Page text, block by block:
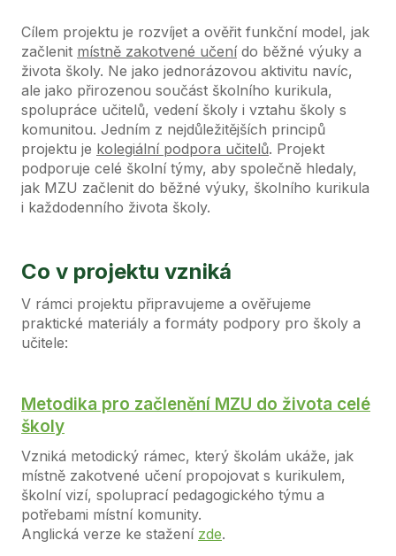
Cílem projektu je rozvíjet a ověřit funkční model, jak
začlenit místně zakotvené učenído běžné výuky a
života školy. Ne jako jednorázovou aktivitu navíc,
ale jako přirozenou součást školního kurikula,
spolupráce učitelů, vedení školy i vztahu školy s
komunitou. Jedním z nejdůležitějších principů
projektu je kolegiální podpora učitelů. Projekt
podporuje celé školní týmy, aby společně hledaly,
jak MZU začlenit do běžné výuky, školního kurikula
i každodenního života školy.
Co v projektu vzniká
V rámci projektu připravujeme a ověřujeme
praktické materiály a formáty podpory pro školy a
učitele:
Metodika pro začlenění MZU do života celé
školy
Vzniká metodický rámec, který školám ukáže, jak
místně zakotvené učení propojovat s kurikulem,
školní vizí, spoluprací pedagogického týmu a
potřebami místní komunity.
Anglická verze ke stažení zde.